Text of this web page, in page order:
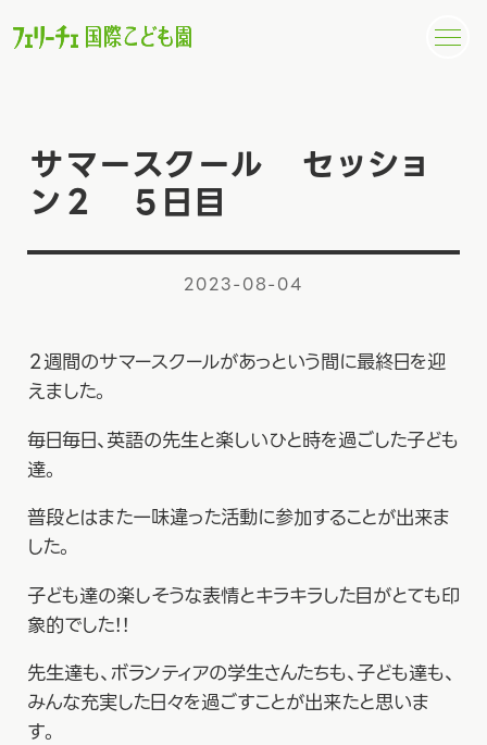
サマースクール セッショ
ン２ ５日目
2023-08-04
２週間のサマースクールがあっという間に最終日を迎
えました。
毎日毎日、英語の先生と楽しいひと時を過ごした子ども
達。
普段とはまた一味違った活動に参加することが出来ま
した。
子ども達の楽しそうな表情とキラキラした目がとても印
象的でした！！
先生達も、ボランティアの学生さんたちも、子ども達も、
みんな充実した日々を過ごすことが出来たと思いま
す。